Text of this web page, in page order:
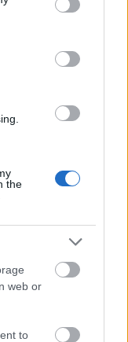
party tags to
in below Google
the
web or
to
szuper szexi
egy rövidke,